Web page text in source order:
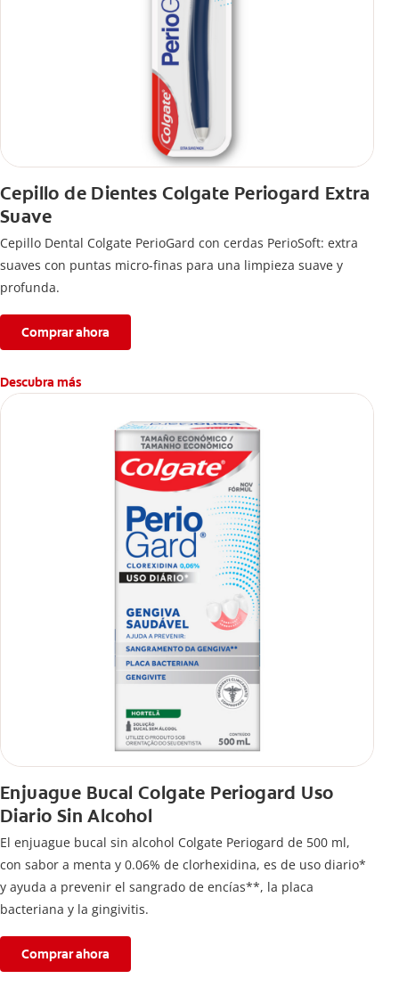
Cepillo de Dientes Colgate Periogard Extra
Suave
Cepillo Dental Colgate PerioGard con cerdas PerioSoft: extra
suaves con puntas micro-finas para una limpieza suave y
profunda.
Comprar ahora
Descubra más
Enjuague Bucal Colgate Periogard Uso
Diario Sin Alcohol
El enjuague bucal sin alcohol Colgate Periogard de 500 ml,
con sabor a menta y 0.06% de clorhexidina, es de uso diario*
y ayuda a prevenir el sangrado de encías**, la placa
bacteriana y la gingivitis.
Comprar ahora